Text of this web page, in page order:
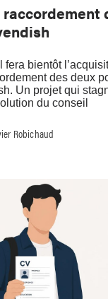
bientôt
des deux
Un projet qui
du conseil
Robichaud